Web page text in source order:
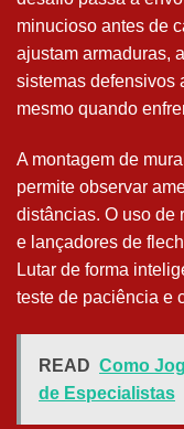
minucioso antes de
ajustam armaduras,
sistemas defensivos
mesmo quando
A montagem de
permite observar
distâncias. O uso de
e lançadores de
Lutar de forma
teste de paciência e
READ Como
de Especialistas